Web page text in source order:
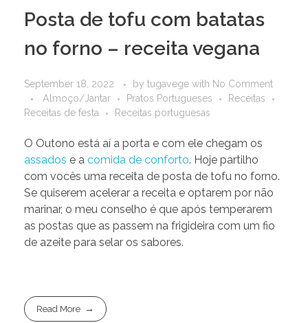
Posta de tofu com batatas
no forno – receita vegana
September 18, 2022 by tugavege with No Comment
Almoço/Jantar
Pratos Portugueses
Receitas
Receitas de festa
Receitas portuguesas
O Outono está aí a porta e com ele chegam os
assados e a comida de conforto. Hoje partilho
com vocês uma receita de posta de tofu no forno.
Se quiserem acelerar a receita e optarem por não
marinar, o meu conselho é que após temperarem
as postas que as passem na frigideira com um fio
de azeite para selar os sabores.
Read More